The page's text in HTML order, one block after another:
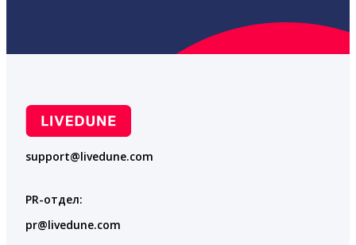
support@livedune.com
PR-отдел:
pr@livedune.com